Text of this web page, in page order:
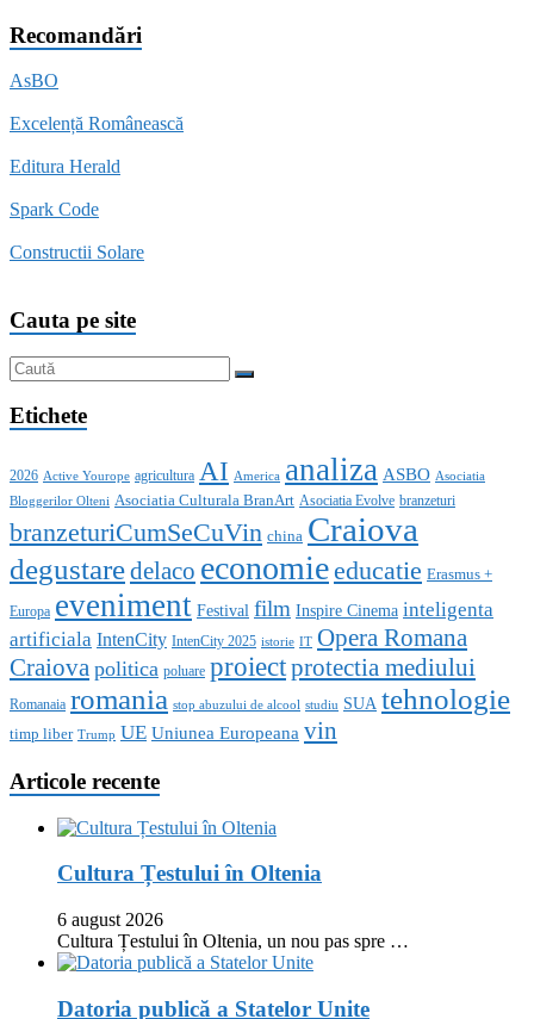
Recomandări
AsBO
Excelență Românească
Editura Herald
Spark Code
Constructii Solare
Cauta pe site
Etichete
2026 Active Yourope agricultura AI America analiza ASBO Asociatia
Bloggerilor Olteni Asociatia Culturala BranArt Asociatia Evolve branzeturi
branzeturiCumSeCuVin china Craiova
degustaredelaco economieeducatie Erasmus +
Europa eveniment Festival film Inspire Cinema inteligenta
artificiala IntenCity IntenCity 2025 istorie IT Opera Romana
Craiova politica poluare proiectprotectia mediului
Romanaia romania stop abuzului de alcool studiu SUA tehnologie
timp liber Trump UE Uniunea Europeana vin
Articole recente
Cultura Țestului în Oltenia
6 august 2026
Cultura Țestului în Oltenia, un nou pas spre …
Datoria publică a Statelor Unite